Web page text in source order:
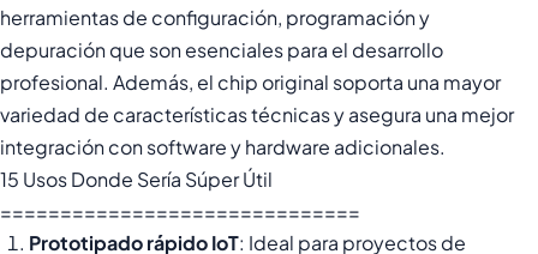
herramientas de configuración, programación y
depuración que son esenciales para el desarrollo
profesional. Además, el chip original soporta una mayor
variedad de características técnicas y asegura una mejor
integración con software y hardware adicionales.
15 Usos Donde Sería Súper Útil
==============================
Prototipado rápido IoT: Ideal para proyectos de